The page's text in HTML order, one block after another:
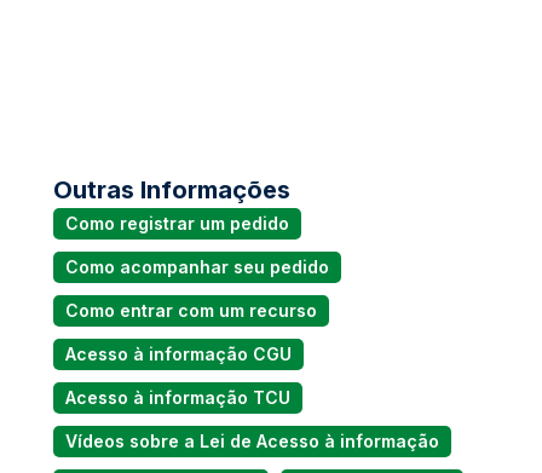
Outras Informações
Como registrar um pedido
Como acompanhar seu pedido
Como entrar com um recurso
Acesso à informação CGU
Acesso à informação TCU
Vídeos sobre a Lei de Acesso à informação